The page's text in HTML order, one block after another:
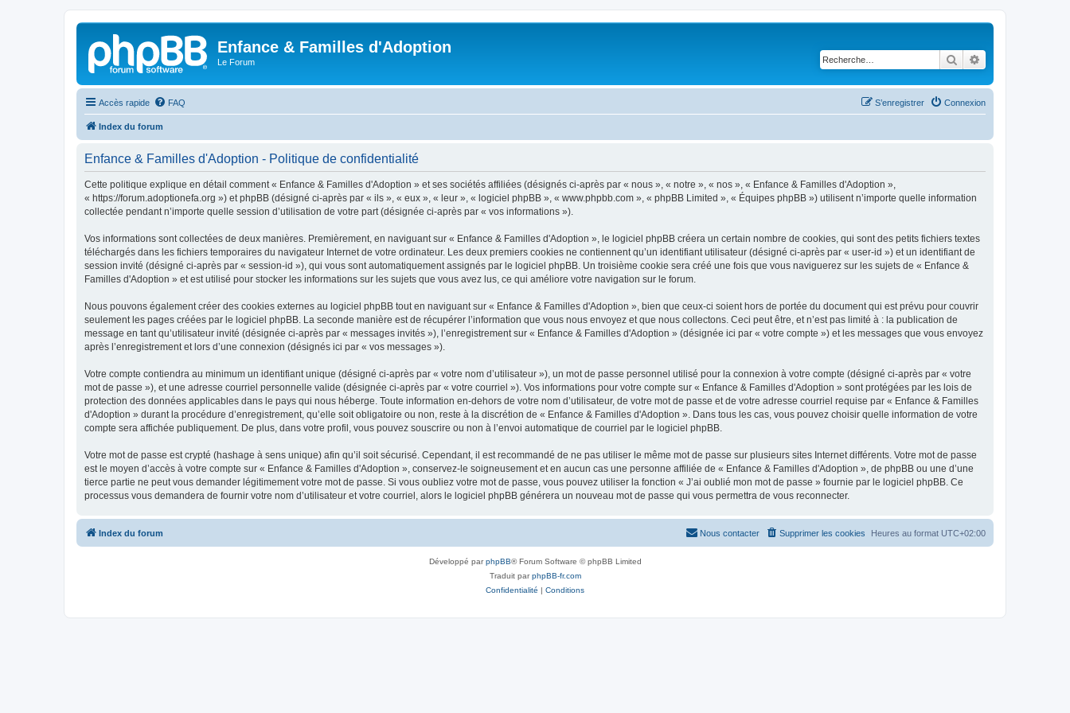
Enfance & Familles d'Adoption
Le Forum Rechercher
Accès rapide FAQ Connexion
S’enregistrer
Index du forum
Enfance & Familles d'Adoption - Politique de confidentialité
Cette politique explique en détail comment « Enfance & Familles d'Adoption » et ses sociétés affiliées (désignés ci-après par « nous », « notre », « nos », « Enfance & Familles d'Adoption »,
« https://forum.adoptionefa.org ») et phpBB (désigné ci-après par « ils », « eux », « leur », « logiciel phpBB », « www.phpbb.com », « phpBB Limited », « Équipes phpBB ») utilisent n’importe quelle information
collectée pendant n’importe quelle session d’utilisation de votre part (désignée ci-après par « vos informations »).
Vos informations sont collectées de deux manières. Premièrement, en naviguant sur « Enfance & Familles d'Adoption », le logiciel phpBB créera un certain nombre de cookies, qui sont des petits fichiers textes
téléchargés dans les fichiers temporaires du navigateur Internet de votre ordinateur. Les deux premiers cookies ne contiennent qu’un identifiant utilisateur (désigné ci-après par « user-id ») et un identifiant de
session invité (désigné ci-après par « session-id »), qui vous sont automatiquement assignés par le logiciel phpBB. Un troisième cookie sera créé une fois que vous naviguerez sur les sujets de « Enfance &
Familles d'Adoption » et est utilisé pour stocker les informations sur les sujets que vous avez lus, ce qui améliore votre navigation sur le forum.
Nous pouvons également créer des cookies externes au logiciel phpBB tout en naviguant sur « Enfance & Familles d'Adoption », bien que ceux-ci soient hors de portée du document qui est prévu pour couvrir
seulement les pages créées par le logiciel phpBB. La seconde manière est de récupérer l’information que vous nous envoyez et que nous collectons. Ceci peut être, et n’est pas limité à : la publication de
message en tant qu’utilisateur invité (désignée ci-après par « messages invités »), l’enregistrement sur « Enfance & Familles d'Adoption » (désignée ici par « votre compte ») et les messages que vous envoyez
après l’enregistrement et lors d’une connexion (désignés ici par « vos messages »).
Votre compte contiendra au minimum un identifiant unique (désigné ci-après par « votre nom d’utilisateur »), un mot de passe personnel utilisé pour la connexion à votre compte (désigné ci-après par « votre
mot de passe »), et une adresse courriel personnelle valide (désignée ci-après par « votre courriel »). Vos informations pour votre compte sur « Enfance & Familles d'Adoption » sont protégées par les lois de
protection des données applicables dans le pays qui nous héberge. Toute information en-dehors de votre nom d’utilisateur, de votre mot de passe et de votre adresse courriel requise par « Enfance & Familles
d'Adoption » durant la procédure d’enregistrement, qu’elle soit obligatoire ou non, reste à la discrétion de « Enfance & Familles d'Adoption ». Dans tous les cas, vous pouvez choisir quelle information de votre
compte sera affichée publiquement. De plus, dans votre profil, vous pouvez souscrire ou non à l’envoi automatique de courriel par le logiciel phpBB.
Votre mot de passe est crypté (hashage à sens unique) afin qu’il soit sécurisé. Cependant, il est recommandé de ne pas utiliser le même mot de passe sur plusieurs sites Internet différents. Votre mot de passe
est le moyen d’accès à votre compte sur « Enfance & Familles d'Adoption », conservez-le soigneusement et en aucun cas une personne affiliée de « Enfance & Familles d'Adoption », de phpBB ou une d’une
tierce partie ne peut vous demander légitimement votre mot de passe. Si vous oubliez votre mot de passe, vous pouvez utiliser la fonction « J’ai oublié mon mot de passe » fournie par le logiciel phpBB. Ce
processus vous demandera de fournir votre nom d’utilisateur et votre courriel, alors le logiciel phpBB générera un nouveau mot de passe qui vous permettra de vous reconnecter.
Index du forum Heures au format UTC+02:00
Supprimer les cookies
Nous contacter
Développé parphpBB® Forum Software © phpBB Limited
Traduit parphpBB-fr.com
Confidentialité | Conditions